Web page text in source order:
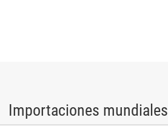
Importaciones mundiales